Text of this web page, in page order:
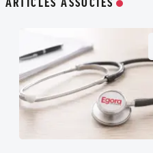
ARTICLES ASSOCIÉS